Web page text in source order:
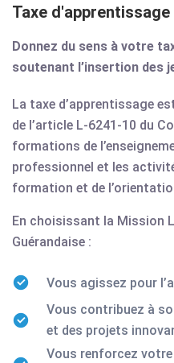
Taxe d'apprentissage
Donnez du sens à votre
soutenant l’insertion des
La taxe d’apprentissage
de l’article L-6241-10 du
formations de
professionnel et les
formation et de
En choisissant la Mission
Guérandaise :
Vous agissez pour
Vous contribuez à
et des projets
Vous renforcez votre